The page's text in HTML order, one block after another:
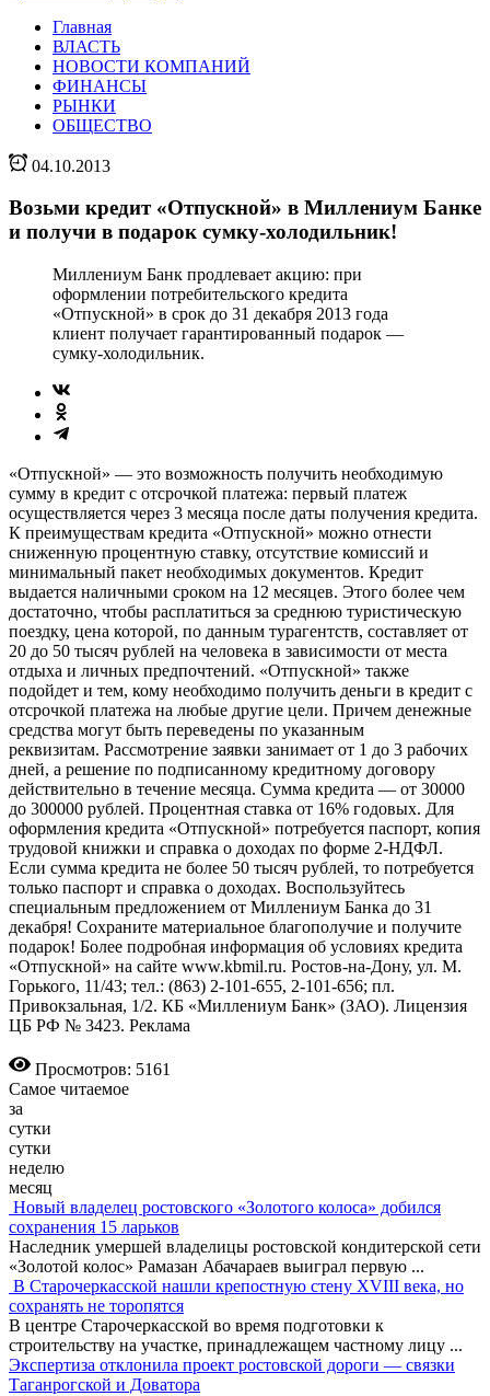
Главная
ВЛАСТЬ
НОВОСТИ КОМПАНИЙ
ФИНАНСЫ
РЫНКИ
ОБЩЕСТВО
04.10.2013
Возьми кредит «Отпускной» в Миллениум Банке
и получи в подарок сумку-холодильник!
Миллениум Банк продлевает акцию: при
оформлении потребительского кредита
«Отпускной» в срок до 31 декабря 2013 года
клиент получает гарантированный подарок —
сумку-холодильник.
«Отпускной» — это возможность получить необходимую
сумму в кредит с отсрочкой платежа: первый платеж
осуществляется через 3 месяца после даты получения кредита.
К преимуществам кредита «Отпускной» можно отнести
сниженную процентную ставку, отсутствие комиссий и
минимальный пакет необходимых документов. Кредит
выдается наличными сроком на 12 месяцев. Этого более чем
достаточно, чтобы расплатиться за среднюю туристическую
поездку, цена которой, по данным турагентств, составляет от
20 до 50 тысяч рублей на человека в зависимости от места
отдыха и личных предпочтений. «Отпускной» также
подойдет и тем, кому необходимо получить деньги в кредит с
отсрочкой платежа на любые другие цели. Причем денежные
средства могут быть переведены по указанным
реквизитам. Рассмотрение заявки занимает от 1 до 3 рабочих
дней, а решение по подписанному кредитному договору
действительно в течение месяца. Сумма кредита — от 30000
до 300000 рублей. Процентная ставка от 16% годовых. Для
оформления кредита «Отпускной» потребуется паспорт, копия
трудовой книжки и справка о доходах по форме 2-НДФЛ.
Если сумма кредита не более 50 тысяч рублей, то потребуется
только паспорт и справка о доходах. Воспользуйтесь
специальным предложением от Миллениум Банка до 31
декабря! Сохраните материальное благополучие и получите
подарок! Более подробная информация об условиях кредита
«Отпускной» на сайте www.kbmil.ru. Ростов-на-Дону, ул. М.
Горького, 11/43; тел.: (863) 2-101-655, 2-101-656; пл.
Привокзальная, 1/2. КБ «Миллениум Банк» (ЗАО). Лицензия
ЦБ РФ № 3423. Реклама
Просмотров: 5161
Самое читаемое
за
сутки
сутки
неделю
месяц
Новый владелец ростовского «Золотого колоса» добился
сохранения 15 ларьков
Наследник умершей владелицы ростовской кондитерской сети
«Золотой колос» Рамазан Абачараев выиграл первую ...
В Старочеркасской нашли крепостную стену XVIII века, но
сохранять не торопятся
В центре Старочеркасской во время подготовки к
строительству на участке, принадлежащем частному лицу ...
Экспертиза отклонила проект ростовской дороги — связки
Таганрогской и Доватора